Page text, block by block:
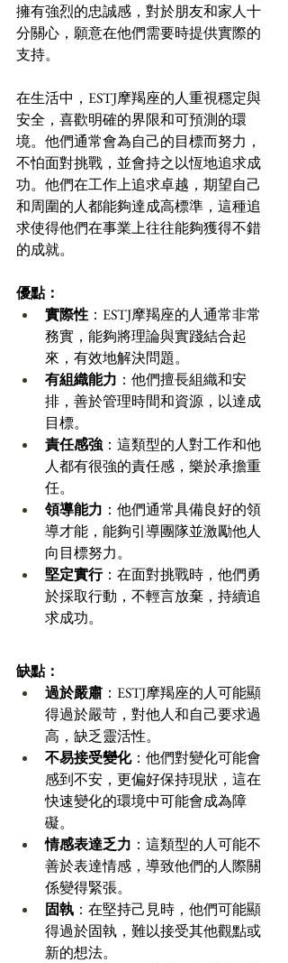
擁有強烈的忠誠感，對於朋友和家人十
分關心，願意在他們需要時提供實際的
支持。
在生活中，ESTJ摩羯座的人重視穩定與
安全，喜歡明確的界限和可預測的環
境。他們通常會為自己的目標而努力，
不怕面對挑戰，並會持之以恆地追求成
功。他們在工作上追求卓越，期望自己
和周圍的人都能夠達成高標準，這種追
求使得他們在事業上往往能夠獲得不錯
的成就。
優點：
實際性 ：ESTJ摩羯座的人通常非常
務實，能夠將理論與實踐結合起
來，有效地解決問題。
有組織能力 ：他們擅長組織和安
排，善於管理時間和資源，以達成
目標。
責任感強 ：這類型的人對工作和他
人都有很強的責任感，樂於承擔重
任。
領導能力 ：他們通常具備良好的領
導才能，能夠引導團隊並激勵他人
向目標努力。
堅定實行：在面對挑戰時，他們勇
於採取行動，不輕言放棄，持續追
求成功。
缺點：
過於嚴肅 ：ESTJ摩羯座的人可能顯
得過於嚴苛，對他人和自己要求過
高，缺乏靈活性。
不易接受變化：他們對變化可能會
感到不安，更偏好保持現狀，這在
快速變化的環境中可能會成為障
礙。
情感表達乏力 ：這類型的人可能不
善於表達情感，導致他們的人際關
係變得緊張。
固執 ：在堅持己見時，他們可能顯
得過於固執，難以接受其他觀點或
新的想法。